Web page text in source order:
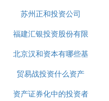
）——指数基金教父
地认为，基金管理人辛
是人所共知的市场指
——价值型基金传
苏州正和投资公司
福建汇银投资股份有限
公司
北京汉和资本有哪些基
金
贸易战投资什么资产
资产证券化中的投资者